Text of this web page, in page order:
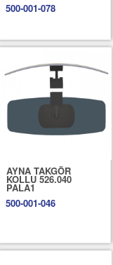
500-001-078
AYNA TAKGÖR
KOLLU 526.040
PALA1
500-001-046